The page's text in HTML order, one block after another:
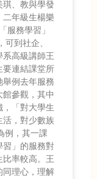
、教與學發
二年級生楊樂
服務學習」
到社企、
高級講師王
要連結課堂所
例去年服務
參觀，其中
「對大學生
活，對少數族
例，其一課
習」的服務對
率較高。王
同理心，理解